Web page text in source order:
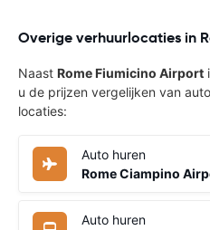
Overige verhuurlocaties in
Naast Rome Fiumicino Airport
u de prijzen vergelijken van
locaties:
Auto huren
Rome Ciampino
Auto huren